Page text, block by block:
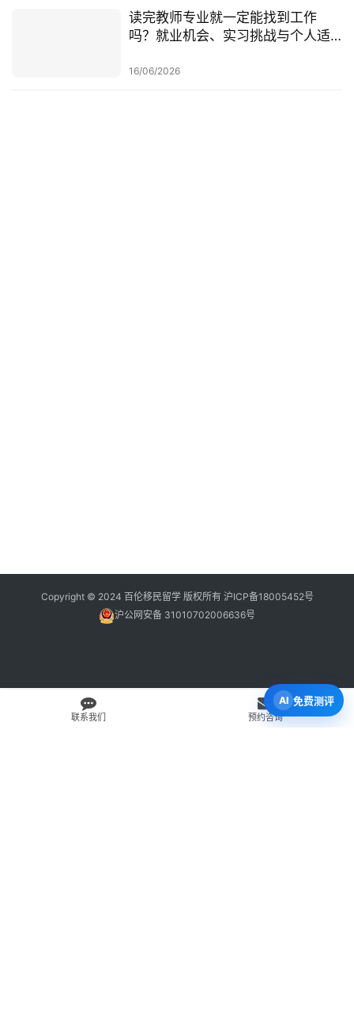
读完教师专业就一定能找到工作
吗？就业机会、实习挑战与个人适
16/06/2026
Copyright © 2024 百伦移民留学 版权所有 沪ICP备18005452号
沪公网安备 31010702006636号
联系我们 预约咨询
免费测评